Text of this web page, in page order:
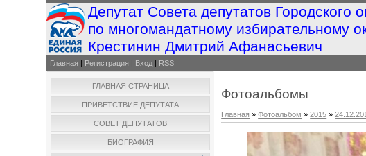
Депутат Совета депутатов Городского
по многомандатному избирательному
Крестинин Дмитрий Афанасьевич
Главная | Регистрация | Вход | RSS
ГЛАВНАЯ СТРАНИЦА
ПРИВЕТСТВИЕ ДЕПУТАТА
СОВЕТ ДЕПУТАТОВ
БИОГРАФИЯ
Фотоальбомы
Главная »Фотоальбом »2015 »